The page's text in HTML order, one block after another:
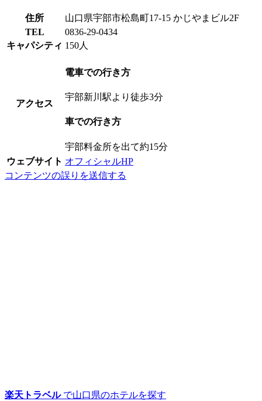
住所
山口県宇部市松島町17-15 かじやまビル2F
TEL
0836-29-0434
キャパシティ 150人
アクセス
電車での行き方
宇部新川駅より徒歩3分
車での行き方
宇部料金所を出て約15分
ウェブサイト オフィシャルHP
コンテンツの誤りを送信する
楽天トラベルで山口県のホテルを探す